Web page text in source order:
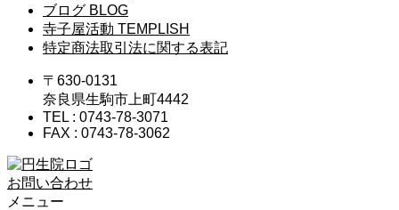
ブログ BLOG
寺子屋活動 TEMPLISH
特定商法取引法に関する表記
〒630-0131
奈良県生駒市上町4442
TEL : 0743-78-3071
FAX : 0743-78-3062
お問い合わせ
メニュー